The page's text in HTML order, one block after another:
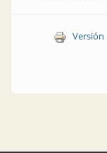
Versión